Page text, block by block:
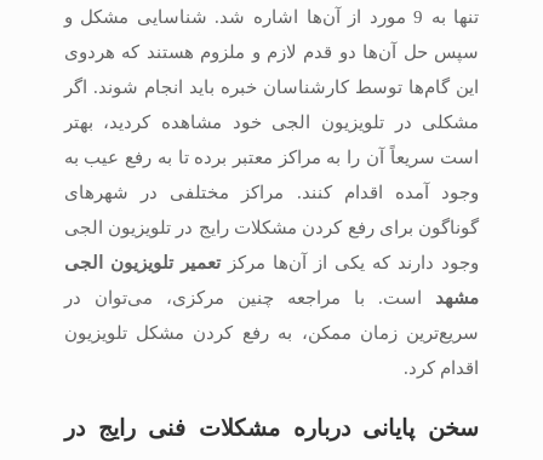
تنها به 9 مورد از آن‌ها اشاره شد. شناسایی مشکل و
سپس حل آن‌ها دو قدم لازم و ملزوم هستند که هردوی
این گام‌ها توسط کارشناسان خبره باید انجام شوند. اگر
مشکلی در تلویزیون الجی خود مشاهده کردید، بهتر
است سریعاً آن را به مراکز معتبر برده تا به رفع عیب به‌
وجود آمده اقدام کنند. مراکز مختلفی در شهرهای
گوناگون برای رفع کردن مشکلات رایج در تلویزیون الجی
وجود دارند که یکی از آن‌ها مرکزتعمیر تلویزیون الجی
مشهد است. با مراجعه چنین مرکزی، می‌توان در
سریع‌ترین زمان ممکن، به رفع کردن مشکل تلویزیون
اقدام کرد.
سخن پایانی درباره مشکلات فنی رایج در